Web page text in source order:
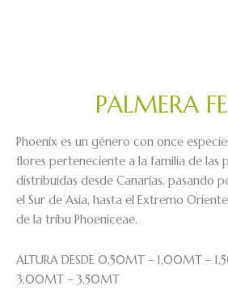
PALMERA
Phoenix es un género con once
flores perteneciente a la familia de las
distribuidas desde Canarias, pasando
el Sur de Asia, hasta el Extremo
de la tribu Phoeniceae.
ALTURA DESDE 0,50MT – 1,00MT –
3,00MT – 3,50MT